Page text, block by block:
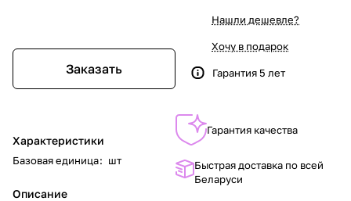
Заказать
Характеристики
Базовая единица: шт
Описание
Нашли дешевле?
Хочу в подарок
Гарантия 5 лет
Гарантия качества
Быстрая доставка по всей
Беларуси